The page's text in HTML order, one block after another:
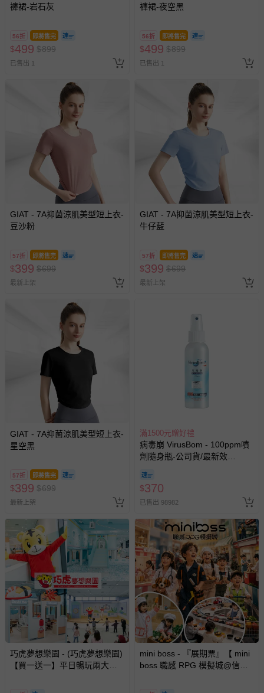
褲裙-岩石灰
56折 即將售完
$499 $899
已售出 1
褲裙-夜空黑
56折 即將售完
$499 $899
已售出 1
GIAT - 7A抑菌涼肌美型短上衣-
豆沙粉
57折 即將售完
$399 $699
最新上架
GIAT - 7A抑菌涼肌美型短上衣-
牛仔藍
57折 即將售完
$399 $699
最新上架
GIAT - 7A抑菌涼肌美型短上衣-
星空黑
57折 即將售完
$399 $699
最新上架
滿1500元贈好禮
病毒崩 VirusBom - 100ppm噴
劑隨身瓶-公司貨/最新效
$370
已售出 98982
巧虎夢想樂園 - (巧虎夢想樂園)
【買一送一】平日暢玩兩大一
mini boss - 『展期票』【 mini
boss 職感 RPG 模擬城@信義